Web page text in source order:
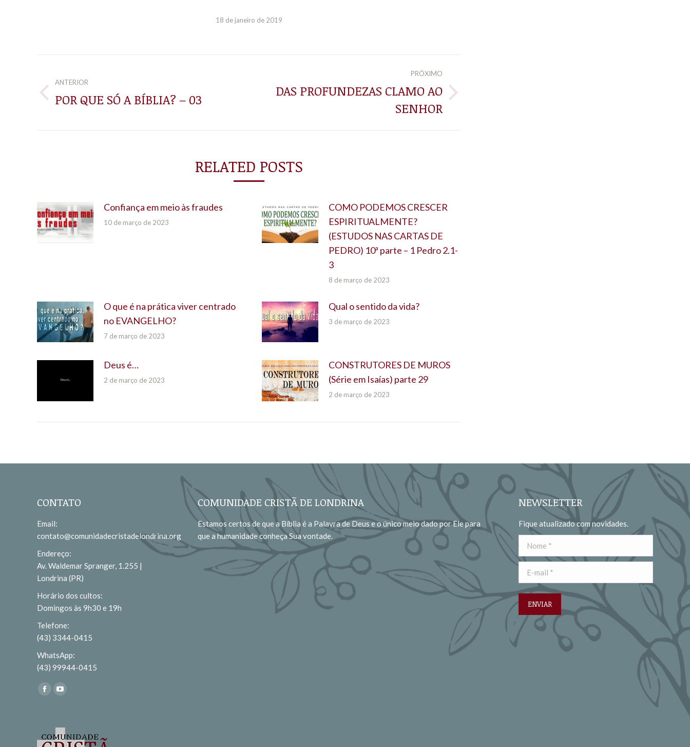
18 de janeiro de 2019
DEANTERIOR
Post
POR QUE SÓ A BÍBLIA? – 03
PRÓXIMO
Próximo
DAS PROFUNDEZAS CLAMO AO
SENHOR
RELATED POSTS
Confiança em meio às fraudes
10 de março de 2023
COMO PODEMOS CRESCER
ESPIRITUALMENTE?
(ESTUDOS NAS CARTAS DE
PEDRO) 10ª parte – 1 Pedro 2.1-
3
8 de março de 2023
O que é na prática viver centrado
no EVANGELHO?
7 de março de 2023
Qual o sentido da vida?
3 de março de 2023
Deus é…
2 de março de 2023
CONSTRUTORES DE MUROS
(Série em Isaías) parte 29
2 de março de 2023
CONTATO
Email:
contato@comunidadecristadelondrina.org
Endereço:
Av. Waldemar Spranger, 1.255 |
Londrina (PR)
Horário dos cultos:
Domingos às 9h30 e 19h
Telefone:
(43) 3344-0415
WhatsApp:
(43) 99944-0415
Encontre-nos em:
Facebook
in
in
COMUNIDADE CRISTÃ DE LONDRINA
Estamos certos de que a Bíblia é a Palavra de Deus e o único meio dado por Ele para
que a humanidade conheça Sua vontade.
NEWSLETTER
Fique atualizado com novidades.
Nome *
E-mail *
ENVIAR